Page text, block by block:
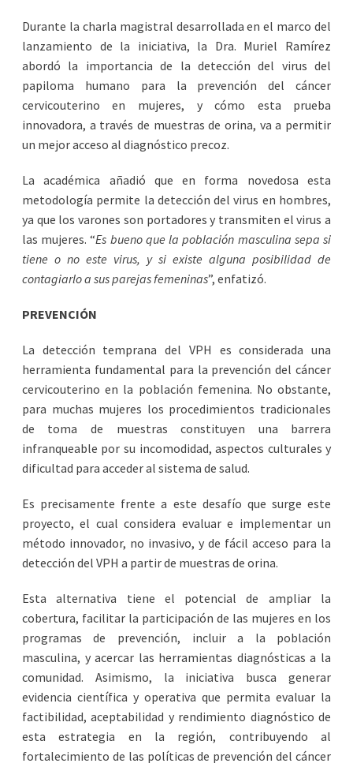
Durante la charla magistral desarrollada en el marco del
lanzamiento de la iniciativa, la Dra. Muriel Ramírez
abordó la importancia de la detección del virus del
papiloma humano para la prevención del cáncer
cervicouterino en mujeres, y cómo esta prueba
innovadora, a través de muestras de orina, va a permitir
un mejor acceso al diagnóstico precoz.
La académica añadió que en forma novedosa esta
metodología permite la detección del virus en hombres,
ya que los varones son portadores y transmiten el virus a
las mujeres. “Es bueno que la población masculina sepa si
tiene o no este virus, y si existe alguna posibilidad de
contagiarlo a sus parejas femeninas”, enfatizó.
PREVENCIÓN
La detección temprana del VPH es considerada una
herramienta fundamental para la prevención del cáncer
cervicouterino en la población femenina. No obstante,
para muchas mujeres los procedimientos tradicionales
de toma de muestras constituyen una barrera
infranqueable por su incomodidad, aspectos culturales y
dificultad para acceder al sistema de salud.
Es precisamente frente a este desafío que surge este
proyecto, el cual considera evaluar e implementar un
método innovador, no invasivo, y de fácil acceso para la
detección del VPH a partir de muestras de orina.
Esta alternativa tiene el potencial de ampliar la
cobertura, facilitar la participación de las mujeres en los
programas de prevención, incluir a la población
masculina, y acercar las herramientas diagnósticas a la
comunidad. Asimismo, la iniciativa busca generar
evidencia científica y operativa que permita evaluar la
factibilidad, aceptabilidad y rendimiento diagnóstico de
esta estrategia en la región, contribuyendo al
fortalecimiento de las políticas de prevención del cáncer